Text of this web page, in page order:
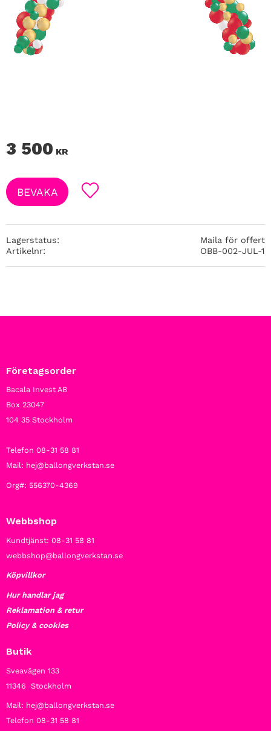
3 500 KR
Lägg till i favoriter
BEVAKA
Lagerstatus
Maila för offert
Artikelnr
OBB-002-JUL-1
Företagsorder
Bacala Invest AB
Box 23047
104 35 Stockholm
Telefon 08-31 58 81
Mail: hej@ballongverkstan.se
Org#: 556370-4369
Webbshop
Kundtjänst: 08-31 58 81
webbshop@ballongverkstan.se
Köpvillkor
Hur handlar jag
Reklamation & retur
Policy & cookies
Butik
Sveavägen 133
11346 Stockholm
Mail: hej@ballongverkstan.se
Telefon 08-31 58 81